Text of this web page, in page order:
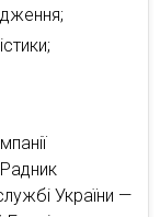
України —